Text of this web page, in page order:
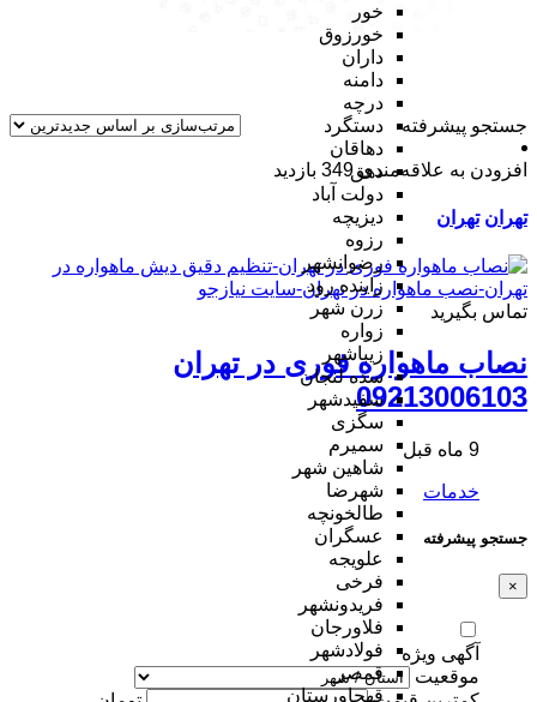
خور
خورزوق
داران
دامنه
درچه
دستگرد
دهاقان
دهق
دولت آباد
دیزیچه
رزوه
رضوانشهر
زاینده رود
زرن شهر
زواره
زیباشهر
سده لنجان
سفیدشهر
سگزی
سمیرم
شاهین شهر
شهرضا
طالخونچه
عسگران
علویجه
فرخی
فریدونشهر
فلاورجان
فولادشهر
قمصر
قهجاورستان
جستجو پیشرفته
افزودن به علاقه‌مندی 349 بازدید
تهران تهران
تماس بگیرید
نصاب ماهواره فوری در تهران
09213006103
9 ماه قبل
خدمات
جستجو پیشرفته
×
آگهی ویژه
موقعیت